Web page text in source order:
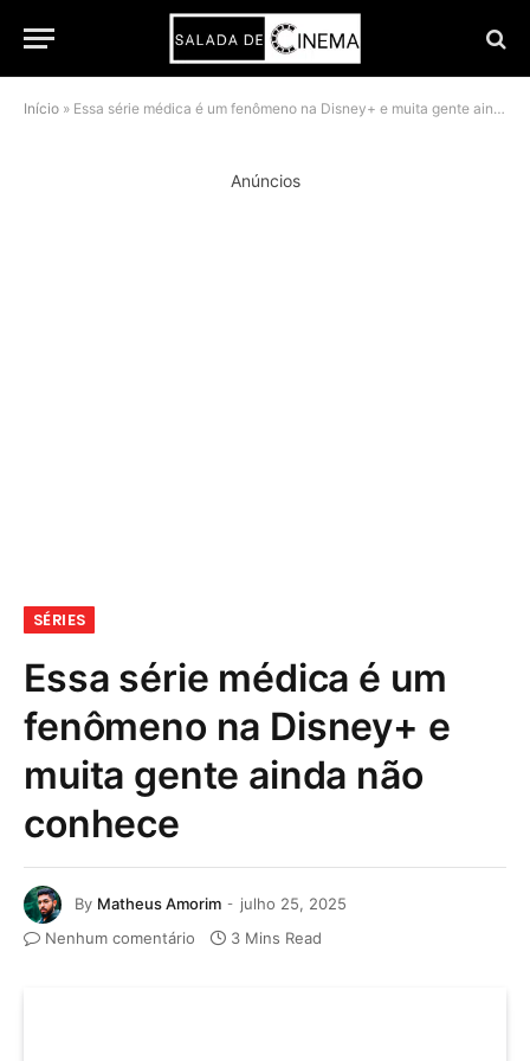
Início » Essa série médica é um fenômeno na Disney+ e muita gente ainda não conhece
Anúncios
SÉRIES
Essa série médica é um
fenômeno na Disney+ e
muita gente ainda não
conhece
By Matheus Amorim
julho 25, 2025
Nenhum comentário
3 Mins Read